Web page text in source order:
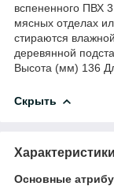
вспененного ПВХ
мясных отделах
стираются
деревянной
Высота (мм) 136
Скрыть
Характеристики
Основные